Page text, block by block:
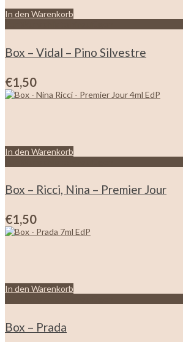
In den Warenkorb
Box – Vidal – Pino Silvestre
€1,50
In den Warenkorb
Box – Ricci, Nina – Premier Jour
€1,50
In den Warenkorb
Box – Prada